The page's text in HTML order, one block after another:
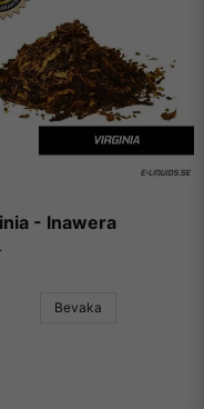
- Inawera
Bevaka